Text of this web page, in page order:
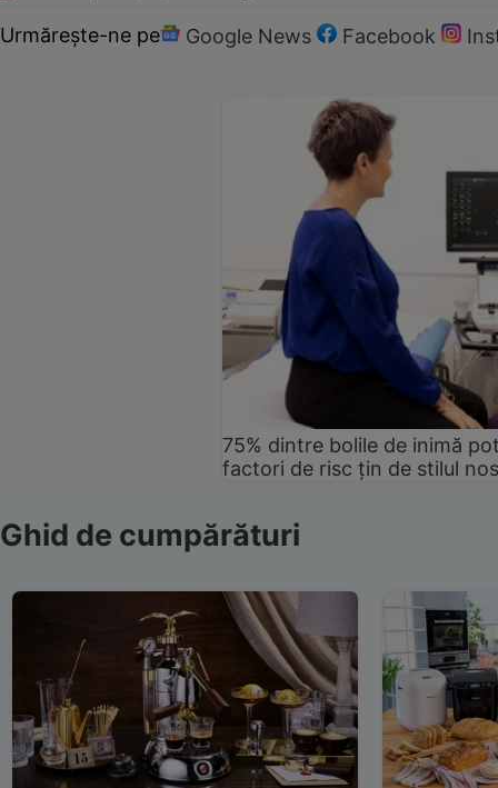
Urmărește-ne pe Google News Facebook
75% dintre bolile de inimă
factori de risc țin de stilul
Ghid de cumpărături